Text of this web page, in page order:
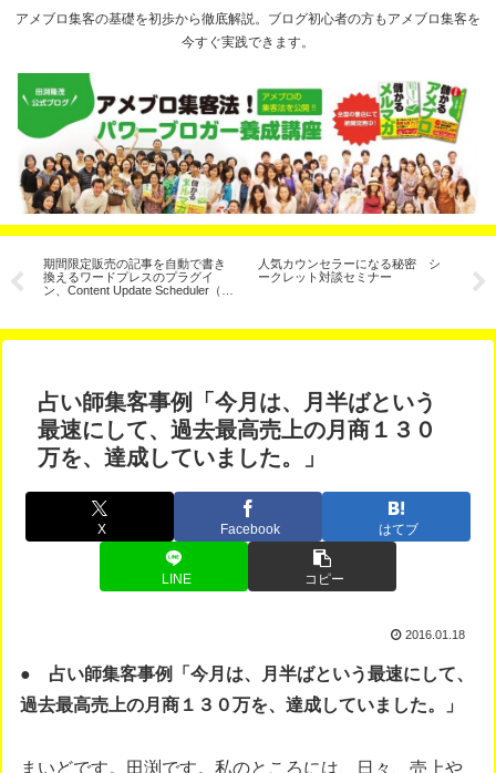
アメブロ集客の基礎を初歩から徹底解説。ブログ初心者の方もアメブロ集客を
今すぐ実践できます。
期間限定販売の記事を自動で書き
換えるワードプレスのプラグイ
ン、Content Update Scheduler（コ
人気カウンセラーになる秘密 シ
ークレット対談セミナー
手
説！
占い師集客事例「今月は、月半ばという
最速にして、過去最高売上の月商１３０
万を、達成していました。」
X Facebook はてブ
LINE コピー
2016.01.18
● 占い師集客事例「今月は、月半ばという最速にして、
過去最高売上の月商１３０万を、達成していました。」
まいどです。田渕です。私のところには、日々、売上や